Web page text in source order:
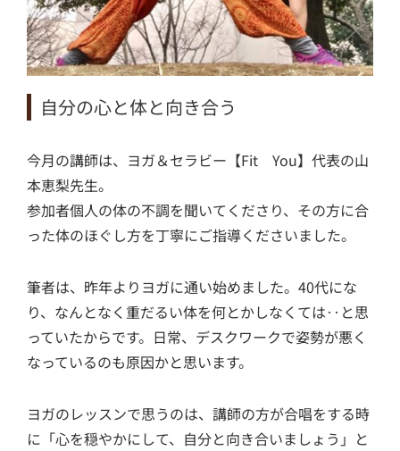
自分の心と体と向き合う
今月の講師は、ヨガ＆セラビー【Fit You】代表の山
本恵梨先生。
参加者個人の体の不調を聞いてくださり、その方に合
った体のほぐし方を丁寧にご指導くださいました。
筆者は、昨年よりヨガに通い始めました。40代にな
り、なんとなく重だるい体を何とかしなくては‥と思
っていたからです。日常、デスクワークで姿勢が悪く
なっているのも原因かと思います。
ヨガのレッスンで思うのは、講師の方が合唱をする時
に「心を穏やかにして、自分と向き合いましょう」と